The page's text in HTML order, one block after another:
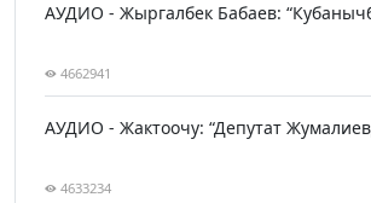
АУДИО - Жыргалбек Бабаев:
4662941
АУДИО - Жактоочу: “Депутат
4633234